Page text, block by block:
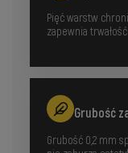
Pięć warstw
zapewnia
Grubość
Grubość 0,2 mm